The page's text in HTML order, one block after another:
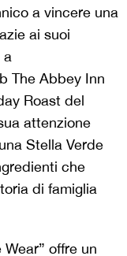
a vincere una
ai suoi
a
The Abbey Inn
Roast del
attenzione
Stella Verde
che
di famiglia
offre un